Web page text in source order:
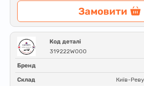
Замовити
Код деталі
319222W000
Бренд
Склад Київ-